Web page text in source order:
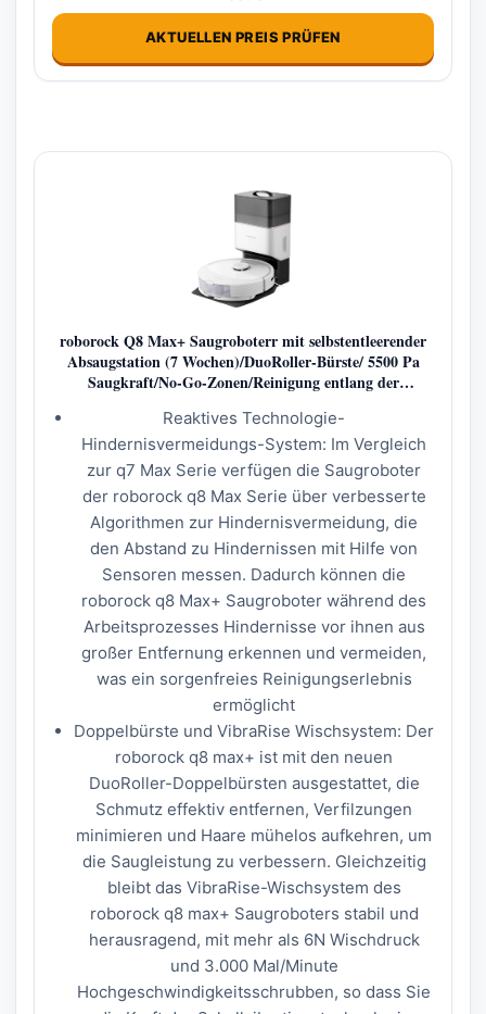
AKTUELLEN PREIS PRÜFEN
roborock Q8 Max+ Saugroboterr mit selbstentleerender
Absaugstation (7 Wochen)/DuoRoller-Bürste/ 5500 Pa
Saugkraft/No-Go-Zonen/Reinigung entlang der
Reaktives Technologie-
Hindernisvermeidungs-System: Im Vergleich
zur q7 Max Serie verfügen die Saugroboter
der roborock q8 Max Serie über verbesserte
Algorithmen zur Hindernisvermeidung, die
den Abstand zu Hindernissen mit Hilfe von
Sensoren messen. Dadurch können die
roborock q8 Max+ Saugroboter während des
Arbeitsprozesses Hindernisse vor ihnen aus
großer Entfernung erkennen und vermeiden,
was ein sorgenfreies Reinigungserlebnis
ermöglicht
Doppelbürste und VibraRise Wischsystem: Der
roborock q8 max+ ist mit den neuen
DuoRoller-Doppelbürsten ausgestattet, die
Schmutz effektiv entfernen, Verfilzungen
minimieren und Haare mühelos aufkehren, um
die Saugleistung zu verbessern. Gleichzeitig
bleibt das VibraRise-Wischsystem des
roborock q8 max+ Saugroboters stabil und
herausragend, mit mehr als 6N Wischdruck
und 3.000 Mal/Minute
Hochgeschwindigkeitsschrubben, so dass Sie